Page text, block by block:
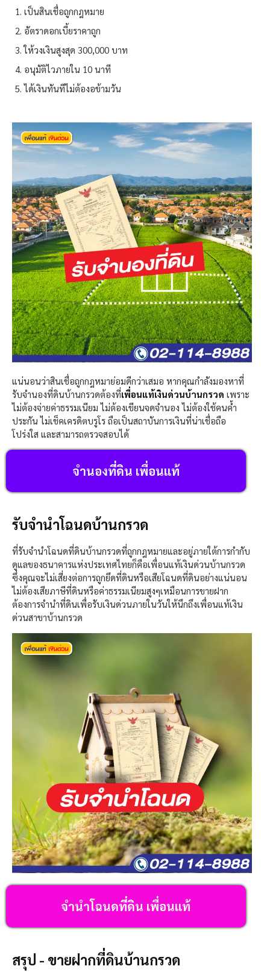
เป็นสินเชื่อถูกกฎหมาย
อัตราดอกเบี้ยราคาถูก
ให้วงเงินสูงสุด 300,000 บาท
อนุมัติไวภายใน 10 นาที
ได้เงินทันทีไม่ต้องอข้ามวัน
แน่นอนว่าสินเชื่อถูกกฎหมาย่อมดีกว่าเสมอ หากคุณกำลังมองหาที่
รับจำนองที่ดินบ้านกรวดต้องที่เพื่อนแท้เงินด่วนบ้านกรวด เพราะ
ไม่ต้องจ่ายค่าธรรมเนียม ไม่ต้องเขียนจดจำนอง ไม่ต้องใช้คนค้ำ
ประกัน ไม่เช็คเครดิตบรูโร ถือเป็นสถาบันการเงินที่น่าเชื่อถือ
โปร่งใส และสามารถตรวจสอบได้
จำนองที่ดิน เพื่อนแท้
รับจำนำโฉนดบ้านกรวด
ที่รับจำนำโฉนดที่ดินบ้านกรวดที่ถูกกฎหมายและอยู่ภายใต้การกำกับ
ดูแลของธนาคารแห่งประเทศไทยก็คือเพื่อนแท้เงินด่วนบ้านกรวด
ซึ่งคุณจะไม่เสี่ยงต่อการถูกยึดที่ดินหรือเสียโฉนดที่ดินอย่างแน่นอน
ไม่ต้องเสียภาษีที่ดินหรือค่าธรรมเนียมสูงๆเหมือนการขายฝาก
ต้องการจำนำที่ดินเพื่อรับเงินด่วนภายในวันให้นึกถึงเพื่อนแท้เงิน
ด่วนสาขาบ้านกรวด
จำนำโฉนดที่ดิน เพื่อนแท้
สรุป - ขายฝากที่ดินบ้านกรวด